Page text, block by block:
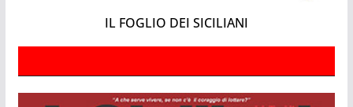
IL FOGLIO DEI SICILIANI